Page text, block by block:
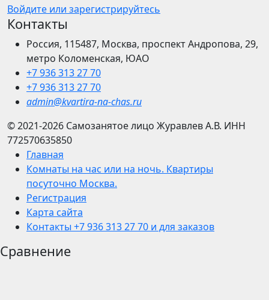
Войдите или зарегистрируйтесь
Контакты
Россия, 115487, Москва, проспект Андропова, 29,
метро Коломенская, ЮАО
+7 936 313 27 70
+7 936 313 27 70
admin@kvartira-na-chas.ru
© 2021-2026 Самозанятое лицо Журавлев А.В. ИНН
772570635850
Главная
Комнаты на час или на ночь. Квартиры
посуточно Москва.
Регистрация
Карта сайта
Контакты +7 936 313 27 70 и для заказов
Сравнение